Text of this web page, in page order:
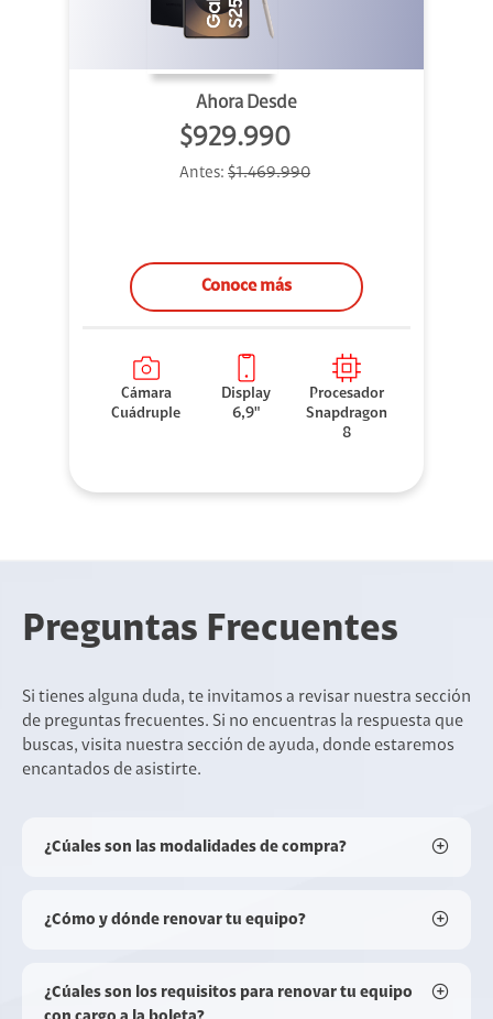
Ahora Desde
$929.990
Antes: $1.469.990
Conoce más
Cámara
Cuádruple
Display
6,9"
Procesador
Snapdragon
8
Preguntas Frecuentes
Si tienes alguna duda, te invitamos a revisar nuestra sección
de preguntas frecuentes. Si no encuentras la respuesta que
buscas, visita nuestra sección de ayuda, donde estaremos
encantados de asistirte.
¿Cúales son las modalidades de compra?
¿Cómo y dónde renovar tu equipo?
¿Cúales son los requisitos para renovar tu equipo